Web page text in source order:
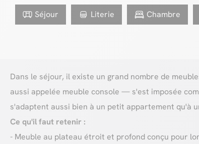
Séjour Literie Chambre
Dans le séjour, il existe un grand nombre de
aussi appelée meuble console — s'est imposée
s'adaptent aussi bien à un petit appartement qu'à
Ce qu'il faut retenir :
- Meuble au plateau étroit et profond conçu pour